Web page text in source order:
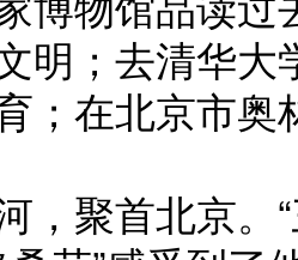
明；去清华
；在北京市
聚首北京。“